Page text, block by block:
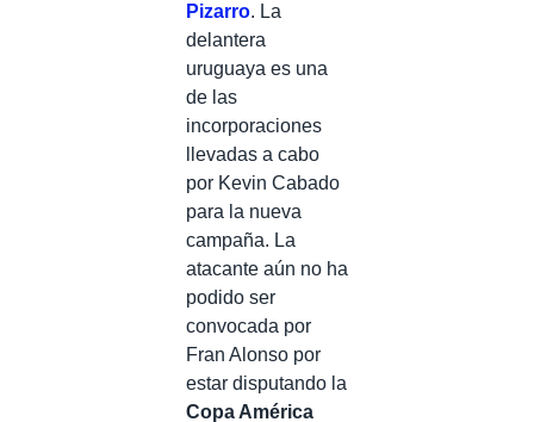
Pizarro. La
delantera
uruguaya es una
de las
incorporaciones
llevadas a cabo
por Kevin Cabado
para la nueva
campaña. La
atacante aún no ha
podido ser
convocada por
Fran Alonso por
estar disputando la
Copa América